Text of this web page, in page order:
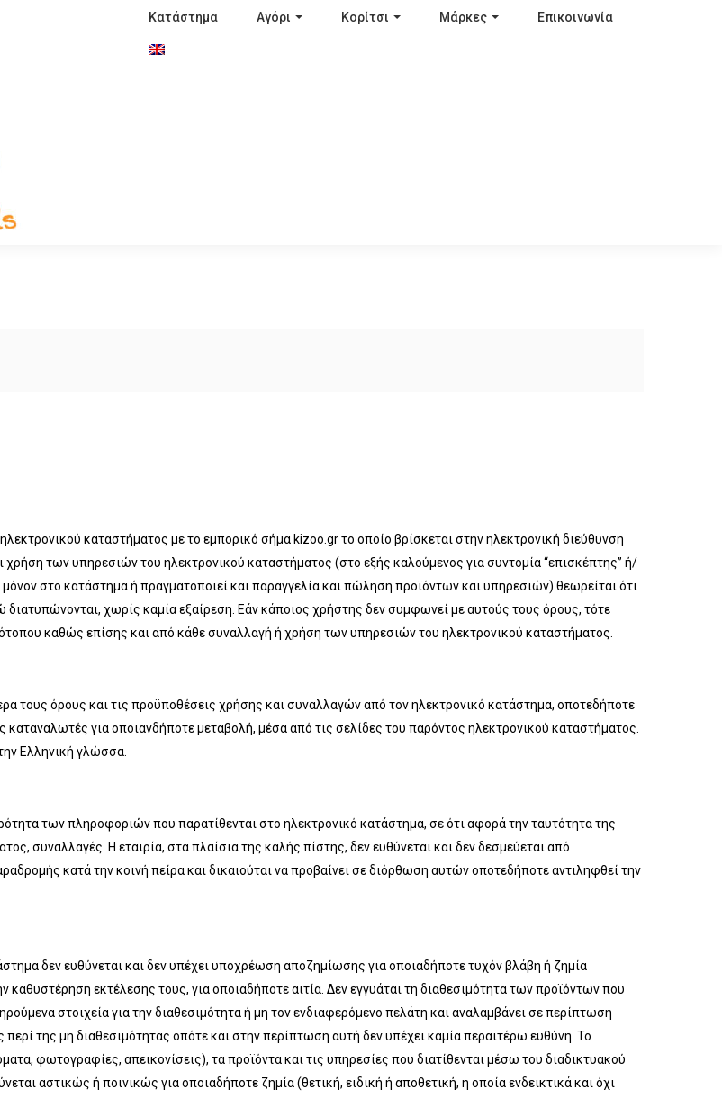
Κατάστημα Αγόρι Κορίτσι Μάρκες Επικοινωνία
καταστήματος με το εμπορικό σήμα kizoo.gr το οποίο βρίσκεται στην ηλεκτρονική διεύθυνση
των υπηρεσιών του ηλεκτρονικού καταστήματος (στο εξής καλούμενος για συντομία “επισκέπτης” ή/
στο κατάστημα ή πραγματοποιεί και παραγγελία και πώληση προϊόντων και υπηρεσιών) θεωρείται ότι
χωρίς καμία εξαίρεση. Εάν κάποιος χρήστης δεν συμφωνεί με αυτούς τους όρους, τότε
καθώς επίσης και από κάθε συναλλαγή ή χρήση των υπηρεσιών του ηλεκτρονικού καταστήματος.
τoυς όρους και τις προϋποθέσεις χρήσης και συναλλαγών από τον ηλεκτρονικό κατάστημα, οποτεδήποτε
για οποιανδήποτε μεταβολή, μέσα από τις σελίδες του παρόντος ηλεκτρονικού καταστήματος.
Ελληνική γλώσσα.
των πληροφοριών που παρατίθενται στο ηλεκτρονικό κατάστημα, σε ότι αφορά την ταυτότητα της
συναλλαγές. Η εταιρία, στα πλαίσια της καλής πίστης, δεν ευθύνεται και δεν δεσμεύεται από
κατά την κοινή πείρα και δικαιούται να προβαίνει σε διόρθωση αυτών οποτεδήποτε αντιληφθεί την
δεν ευθύνεται και δεν υπέχει υποχρέωση αποζημίωσης για οποιαδήποτε τυχόν βλάβη ή ζημία
εκτέλεσης τους, για οποιαδήποτε αιτία. Δεν εγγυάται τη διαθεσιμότητα των προϊόντων που
στοιχεία για την διαθεσιμότητα ή μη τον ενδιαφερόμενο πελάτη και αναλαμβάνει σε περίπτωση
της μη διαθεσιμότητας οπότε και στην περίπτωση αυτή δεν υπέχει καμία περαιτέρω ευθύνη. Το
φωτογραφίες, απεικονίσεις), τα προϊόντα και τις υπηρεσίες που διατίθενται μέσω του διαδικτυακού
αστικώς ή ποινικώς για οποιαδήποτε ζημία (θετική, ειδική ή αποθετική, η οποία ενδεικτικά και όχι